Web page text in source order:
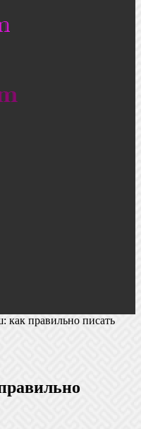
правильно писать